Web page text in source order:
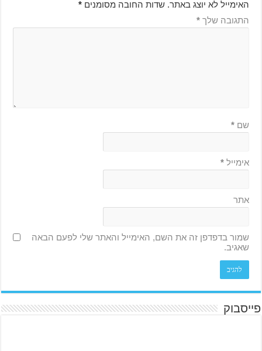
האימייל לא יוצג באתר. שדות החובה מסומנים*
התגובה שלך*
שם*
אימייל*
אתר
שמור בדפדפן זה את השם, האימייל והאתר שלי לפעם הבאה
שאגיב.
פייסבוק